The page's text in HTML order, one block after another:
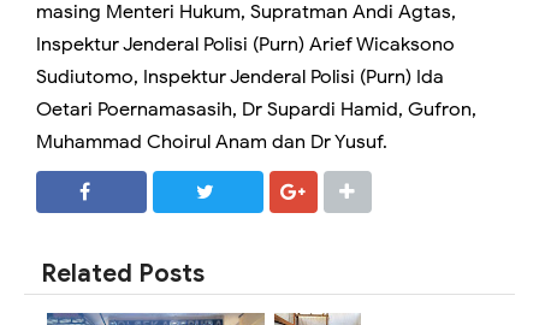
masing Menteri Hukum, Supratman Andi Agtas,
Inspektur Jenderal Polisi (Purn) Arief Wicaksono
Sudiutomo, Inspektur Jenderal Polisi (Purn) Ida
Oetari Poernamasasih, Dr Supardi Hamid, Gufron,
Muhammad Choirul Anam dan Dr Yusuf.
Related Posts